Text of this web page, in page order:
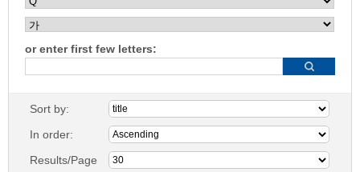
or enter first few letters:
Sort by:
In order:
Results/Page